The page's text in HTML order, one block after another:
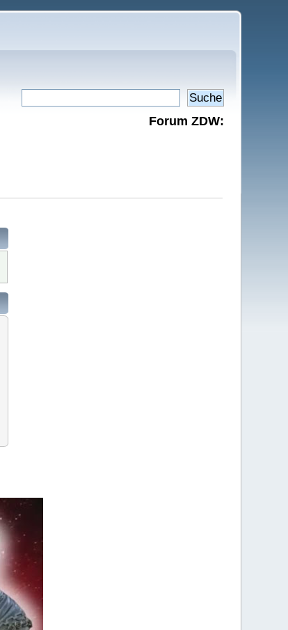
Forum ZDW: